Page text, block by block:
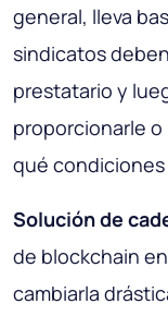
general, lleva
sindicatos
prestatario y
proporcionarle
qué
Solución de
de blockchain
cambiarla